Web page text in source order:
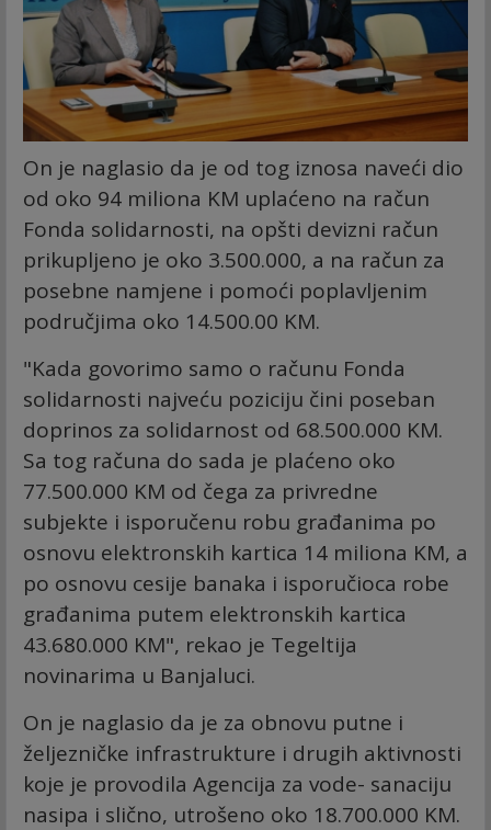
On je naglasio da je od tog iznosa naveći dio
od oko 94 miliona KM uplaćeno na račun
Fonda solidarnosti, na opšti devizni račun
prikupljeno je oko 3.500.000, a na račun za
posebne namjene i pomoći poplavljenim
područjima oko 14.500.00 KM.
"Kada govorimo samo o računu Fonda
solidarnosti najveću poziciju čini poseban
doprinos za solidarnost od 68.500.000 KM.
Sa tog računa do sada je plaćeno oko
77.500.000 KM od čega za privredne
subjekte i isporučenu robu građanima po
osnovu elektronskih kartica 14 miliona KM, a
po osnovu cesije banaka i isporučioca robe
građanima putem elektronskih kartica
43.680.000 KM", rekao je Tegeltija
novinarima u Banjaluci.
On je naglasio da je za obnovu putne i
željezničke infrastrukture i drugih aktivnosti
koje je provodila Agencija za vode- sanaciju
nasipa i slično, utrošeno oko 18.700.000 KM.